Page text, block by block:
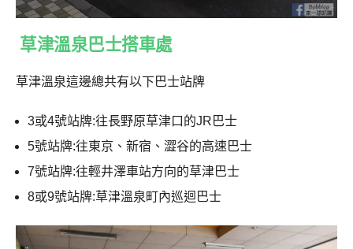
草津溫泉巴士搭車處
草津溫泉這邊總共有以下巴士站牌
3或4號站牌:往長野原草津口的JR巴士
5號站牌:往東京、新宿、澀谷的高速巴士
7號站牌:往輕井澤車站方向的草津巴士
8或9號站牌:草津溫泉町內巡迴巴士